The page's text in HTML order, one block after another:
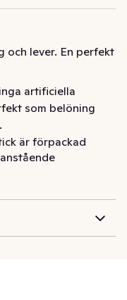
och lever. En perfekt
artificiella
som belöning
är förpackad
arom.